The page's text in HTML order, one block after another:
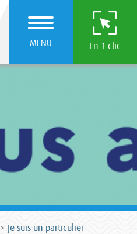
MENU En 1 clic
Je suis un particulier